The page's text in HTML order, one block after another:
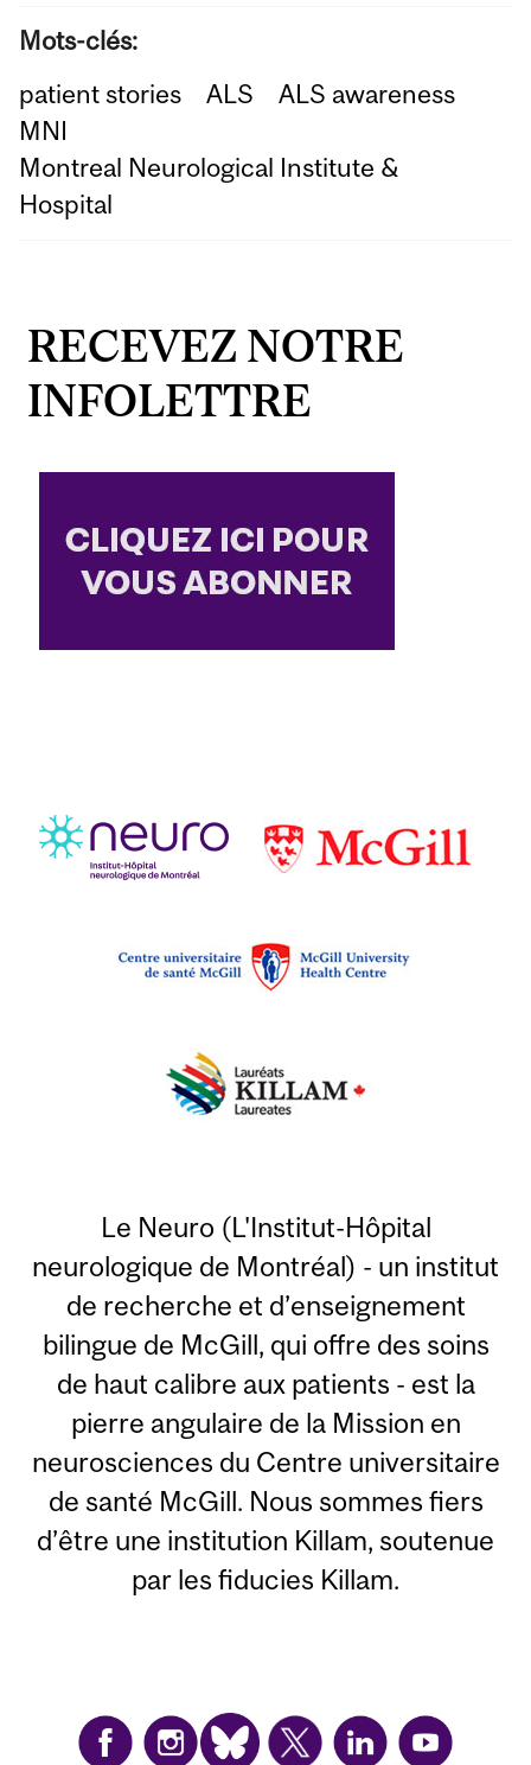
Mots-clés:
patient stories
ALS
ALS awareness
MNI
Montreal Neurological Institute &
Hospital
RECEVEZ NOTRE
INFOLETTRE
Le Neuro (L'Institut-Hôpital
neurologique de Montréal) - un institut
de recherche et d’enseignement
bilingue de McGill, qui offre des soins
de haut calibre aux patients - est la
pierre angulaire de la Mission en
neurosciences du Centre universitaire
de santé McGill. Nous sommes fiers
d’être une institution Killam, soutenue
par les fiducies Killam.